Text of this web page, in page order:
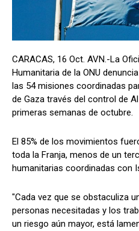
CARACAS, 16 Oct. AVN.-La
Humanitaria de la ONU
las 54 misiones coordinadas
de Gaza través del control de
primeras semanas de octubre.
El 85% de los movimientos
toda la Franja, menos de un
humanitarias coordinadas con
"Cada vez que se obstaculiza
personas necesitadas y los
un riesgo aún mayor, está